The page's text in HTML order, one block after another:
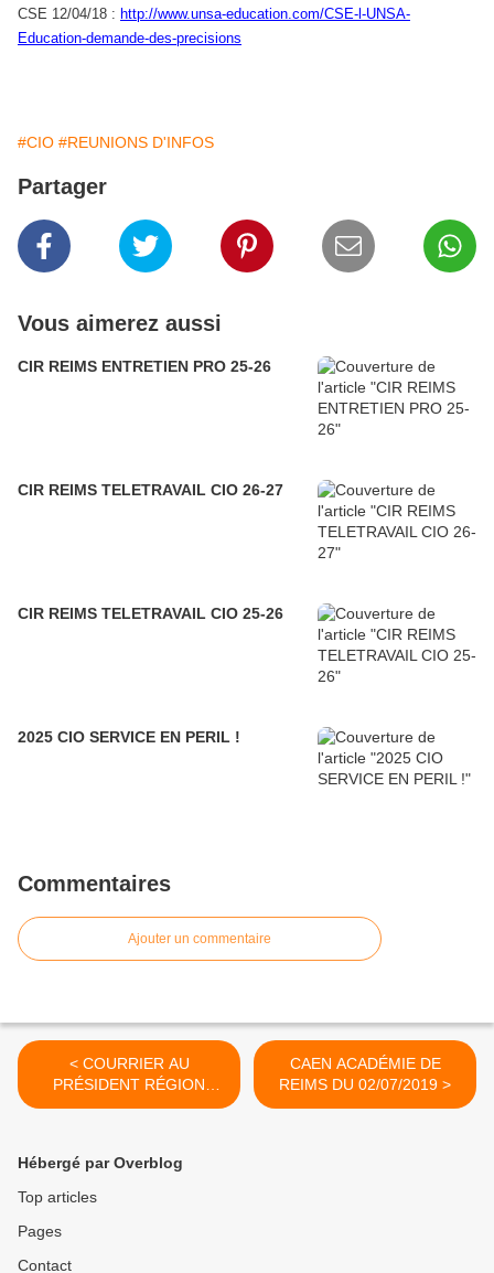
CSE 12/04/18 : http://www.unsa-education.com/CSE-l-UNSA-
Education-demande-des-precisions
#CIO #REUNIONS D'INFOS
Partager
Vous aimerez aussi
CIR REIMS ENTRETIEN PRO 25-26
CIR REIMS TELETRAVAIL CIO 26-27
CIR REIMS TELETRAVAIL CIO 25-26
2025 CIO SERVICE EN PERIL !
Commentaires
Ajouter un commentaire
< COURRIER AU
PRÉSIDENT RÉGION
14/06/19
CAEN ACADÉMIE DE
REIMS DU 02/07/2019 >
Hébergé par Overblog
Top articles
Pages
Contact